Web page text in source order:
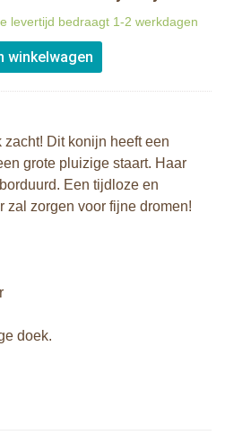
levertijd bedraagt 1-2 werkdagen
Dit konijn heeft een
grote pluizige staart. Haar
Een tijdloze en
zal zorgen voor fijne dromen!
doek.